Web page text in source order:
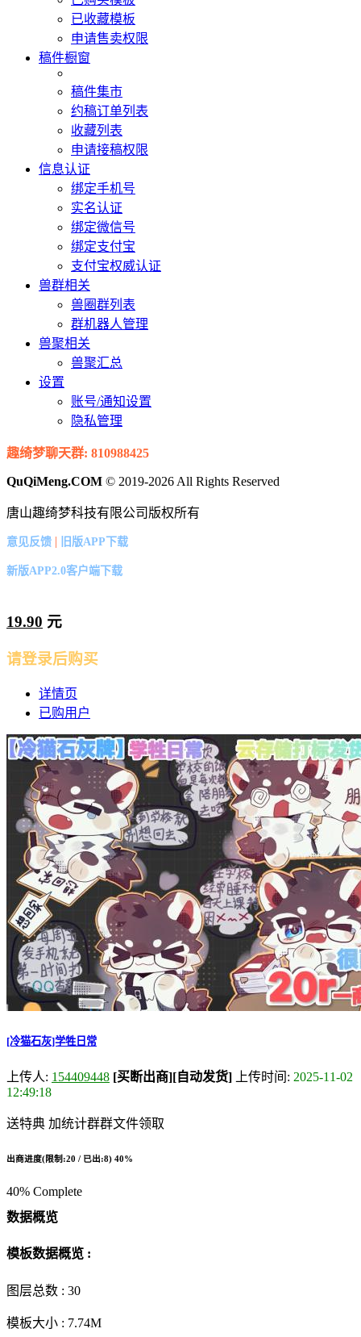
已收藏模板
申请售卖权限
稿件橱窗
稿件集市
约稿订单列表
收藏列表
申请接稿权限
信息认证
绑定手机号
实名认证
绑定微信号
绑定支付宝
支付宝权威认证
兽群相关
兽圈群列表
群机器人管理
兽聚相关
兽聚汇总
设置
账号/通知设置
隐私管理
趣绮梦聊天群: 810988425
QuQiMeng.COM © 2019-2026 All Rights Reserved
唐山趣绮梦科技有限公司版权所有
意见反馈 | 旧版APP下载
新版APP2.0客户端下载
19.90 元
请登录后购买
详情页
已购用户
[冷猫石灰]学牲日常
上传人: 154409448 [买断出商][自动发货] 上传时间: 2025-11-02
12:49:18
送特典 加统计群群文件领取
出商进度(限制:20 / 已出:8) 40%
40% Complete
数据概览
模板数据概览 :
图层总数 : 30
模板大小 : 7.74M